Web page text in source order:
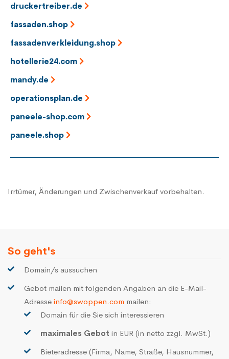
druckertreiber.de
fassaden.shop
fassadenverkleidung.shop
hotellerie24.com
mandy.de
operationsplan.de
paneele-shop.com
paneele.shop
Irrtümer, Änderungen und Zwischenverkauf vorbehalten.
So geht's
Domain/s aussuchen
Gebot mailen mit folgenden Angaben an die E-Mail-
Adresse info@swoppen.com mailen:
Domain für die Sie sich interessieren
maximales Gebot in EUR (in netto zzgl. MwSt.)
Bieteradresse (Firma, Name, Straße, Hausnummer,